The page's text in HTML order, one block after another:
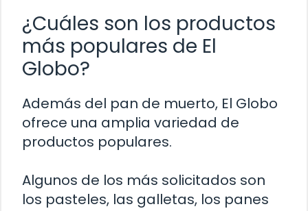
¿Cuáles son los productos
más populares de El
Globo?
Además del pan de muerto, El Globo
ofrece una amplia variedad de
productos populares.
Algunos de los más solicitados son
los pasteles, las galletas, los panes